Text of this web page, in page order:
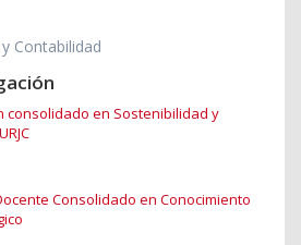
Contabilidad
consolidado en Sostenibilidad y
Consolidado en Conocimiento